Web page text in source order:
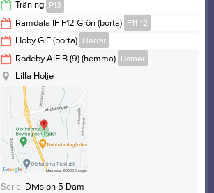
Träning P13
Ramdala IF F12 Grön (borta) F11-12
Hoby GIF (borta) Herrar
Bräknevallen
Serie:Division 4 Herr
Resultat och referat
Rödeby AIF B (9) (hemma) Damer
Lilla Holje
Serie: Division 5 Dam